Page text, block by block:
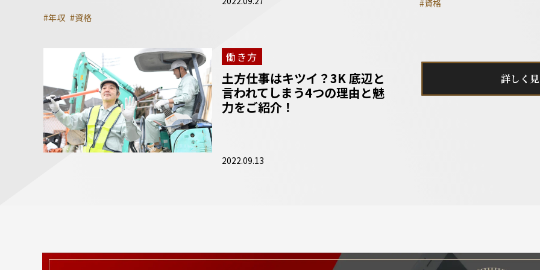
#年収 #資格
#資格
働き方
土方仕事はキツイ？3K 底辺と
言われてしまう4つの理由と魅
力をご紹介！
2022.09.13
詳しく